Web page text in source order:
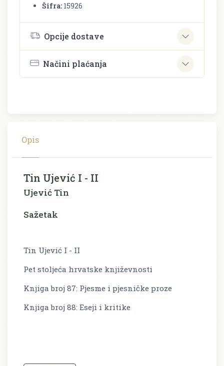
Šifra: 15926
Opcije dostave
Načini plaćanja
Opis
Tin Ujević I - II
Ujević Tin
Sažetak
Tin Ujević I - II
Pet stoljeća hrvatske književnosti
Knjiga broj 87: Pjesme i pjesničke proze
Knjiga broj 88: Eseji i kritike